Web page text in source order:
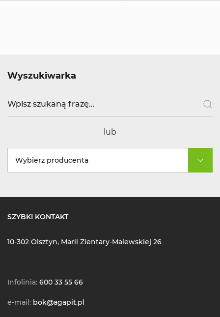
Wyszukiwarka
lub
Wybierz producenta
SZYBKI KONTAKT
10-302 Olsztyn, Marii Zientary-Malewskiej 26
Infolinia: 600 33 55 66
e-mail: bok@agapit.pl